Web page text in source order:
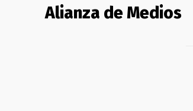
Alianza de Medios